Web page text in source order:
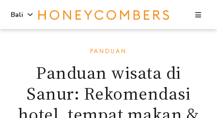
Bali
PANDUAN
Panduan wisata di
Sanur: Rekomendasi